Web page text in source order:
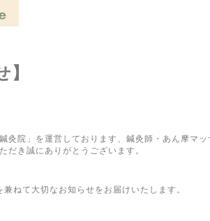
灸院」を運営しております、鍼灸師・あん摩マ
だき誠にありがとうございます。
ねて大切なお知らせをお届けいたします。